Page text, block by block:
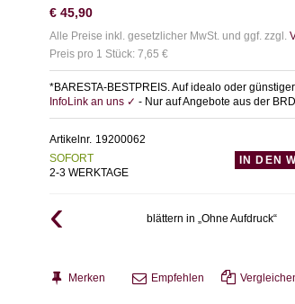
€ 45,90
Alle Preise inkl. gesetzlicher MwSt. und ggf. zzgl.
Preis pro 1 Stück: 7,65 €
*BARESTA-BESTPREIS. Auf idealo oder
InfoLink an uns ✓ - Nur auf Angebote aus der
Artikelnr. 19200062
SOFORT
2-3 WERKTAGE
IN DEN
blättern in „Ohne Aufdruck“
Merken Empfehlen